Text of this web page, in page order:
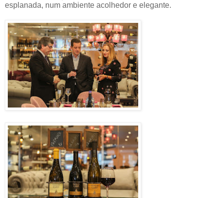
esplanada, num ambiente acolhedor e elegante.